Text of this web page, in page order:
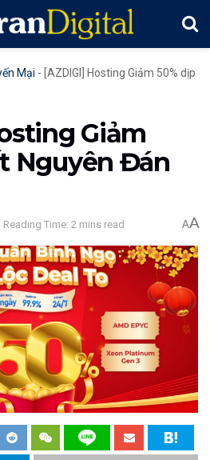
Mại - [AZDIGI] Hosting Giảm 50% dịp
Giảm
Nguyên Đán
Reading Time: 2 mins read AA